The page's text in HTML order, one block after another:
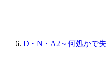
D・N・A2～何処かで失